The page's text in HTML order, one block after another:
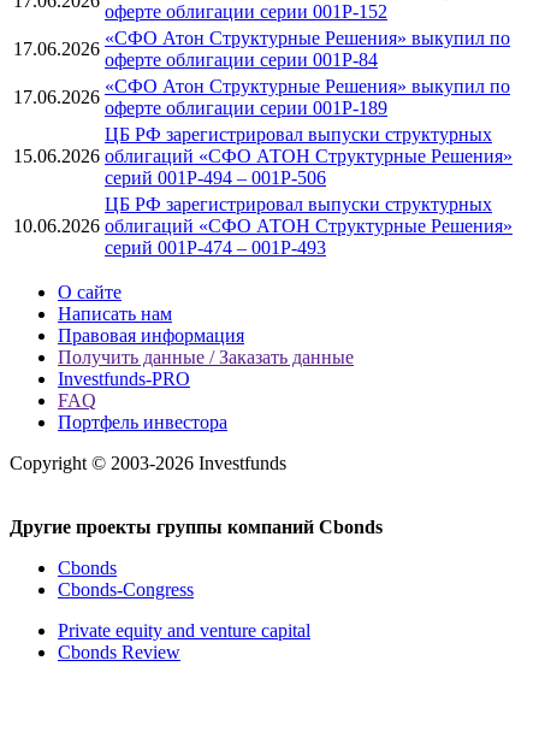
оферте облигации серии 001Р-152
17.06.2026
«СФО Атон Структурные Решения» выкупил по
оферте облигации серии 001Р-84
17.06.2026
«СФО Атон Структурные Решения» выкупил по
оферте облигации серии 001Р-189
15.06.2026
ЦБ РФ зарегистрировал выпуски структурных
облигаций «СФО АТОН Структурные Решения»
серий 001Р-494 – 001P-506
10.06.2026
ЦБ РФ зарегистрировал выпуски структурных
облигаций «СФО АТОН Структурные Решения»
серий 001P-474 – 001P-493
О сайте
Написать нам
Правовая информация
Получить данные / Заказать данные
Investfunds-PRO
FAQ
Портфель инвестора
Copyright © 2003-2026 Investfunds
Другие проекты группы компаний Cbonds
Cbonds
Cbonds-Congress
Private equity and venture capital
Cbonds Review